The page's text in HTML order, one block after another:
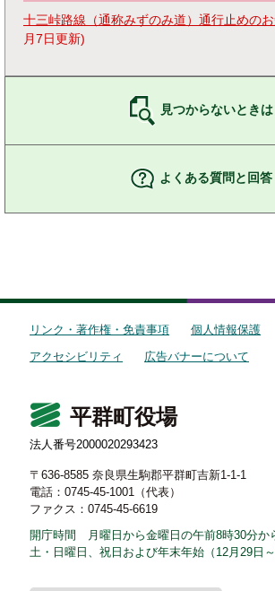
十三峠路線（通称みずのみ道）通行止めの
月7日更新
見つからないときは
よくある質問と回答
リンク・著作権・免責事項
個人情報保護
アクセシビリティ
広告バナーについて
平群町役場
法人番号2000020293423
〒636-8585 奈良県生駒郡平群町吉新1-1-1
電話：0745-45-1001（代表）
ファクス：0745-45-6619
開庁時間 月曜日から金曜日の午前8時30分か
土・日曜日、祝日および年末年始（12月29日